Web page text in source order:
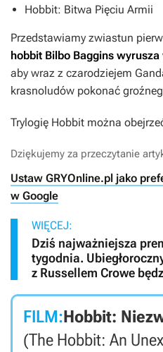
Hobbit: Bitwa Pięciu Armii
Przedstawiamy zwiastun
hobbit Bilbo Baggins
aby wraz z czarodziejem
krasnoludów pokonać
Trylogię Hobbit można
Dziękujemy za przeczytanie
Ustaw GRYOnline.pl jako
w Google
WIĘCEJ:
Dziś najważniejsza
tygodnia.
z Russellem Crowe
FILM:Hobbit:
(The Hobbit: An